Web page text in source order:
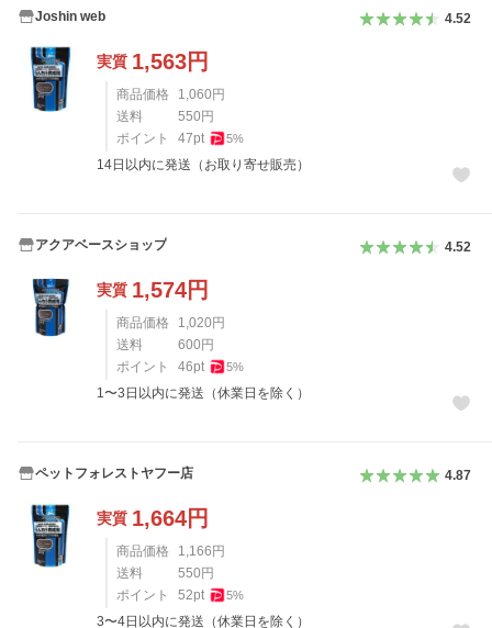
Joshin web 4.52
実質 1,563円
商品価格 1,060 円
送料
550 円
ポイント
47pt 5%
14日以内に発送（お取り寄せ販売）
アクアベースショップ 4.52
実質 1,574円
商品価格 1,020 円
送料
600 円
ポイント
46pt 5%
1〜3日以内に発送（休業日を除く）
ペットフォレストヤフー店 4.87
実質 1,664円
商品価格 1,166 円
送料
550 円
ポイント
52pt 5%
3〜4日以内に発送（休業日を除く）